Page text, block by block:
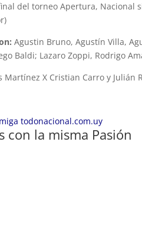
del torneo Apertura, Nacional
Agustin Bruno, Agustín Villa,
Baldi; Lazaro Zoppi, Rodrigo
Martínez X Cristian Carro y Julián
todonacional.com.uy
con la misma Pasión